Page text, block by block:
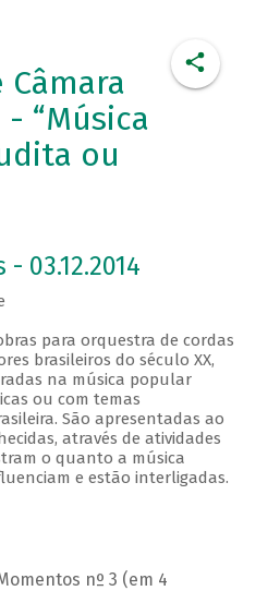
“Música
ou
03.12.2014
para orquestra de cordas
brasileiros do século XX,
na música popular
ou com temas
São apresentadas ao
através de atividades
o quanto a música
e estão interligadas.
nº 3 (em 4